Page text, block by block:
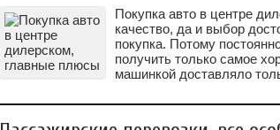
Покупка авто в центре
качество, да и выбор
покупка. Потому
получить только самое
машинкой доставляло